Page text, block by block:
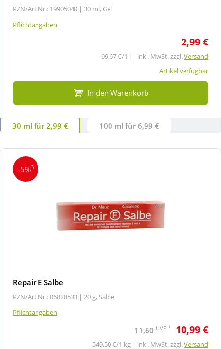
PZN/Art.Nr.: 19905040 | 30 ml, Gel
Pflichtangaben
2,99 €
99,67 €/1 l | inkl. MwSt. zzgl.Versand
Artikel verfügbar
In den Warenkorb
30 ml für 2,99 € 100 ml für 6,99 €
-5%3
Repair E Salbe
PZN/Art.Nr.: 06828533 | 20 g, Salbe
Pflichtangaben
11,60 UVP 1 10,99 €
549,50 €/1 kg | inkl. MwSt. zzgl.Versand